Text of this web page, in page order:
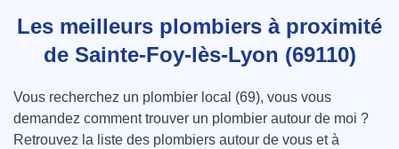
Les meilleurs plombiers à proximité
de Sainte-Foy-lès-Lyon (69110)
Vous recherchez un plombier local (69), vous vous
demandez comment trouver un plombier autour de moi ?
Retrouvez la liste des plombiers autour de vous et à